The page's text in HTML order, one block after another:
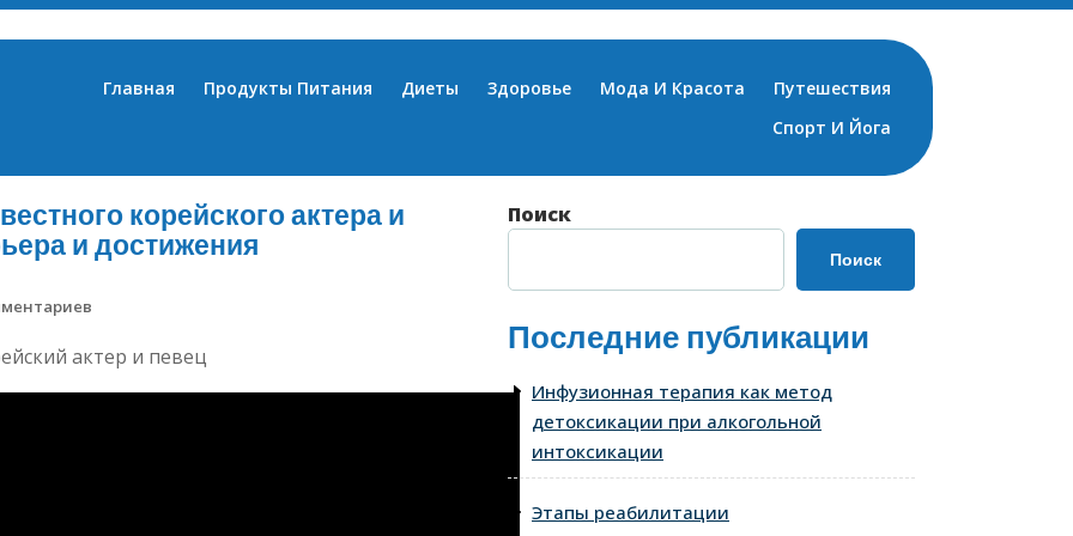
Главная Продукты Питания Диеты Здоровье Мода И Красота
Путешествия
Спорт И Йога
корейского актера и
и достижения
Поиск
Поиск
Последние публикации
Инфузионная терапия как метод
детоксикации при алкогольной
интоксикации
Этапы реабилитации